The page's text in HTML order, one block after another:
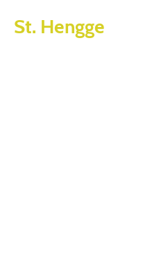
St. Hengge